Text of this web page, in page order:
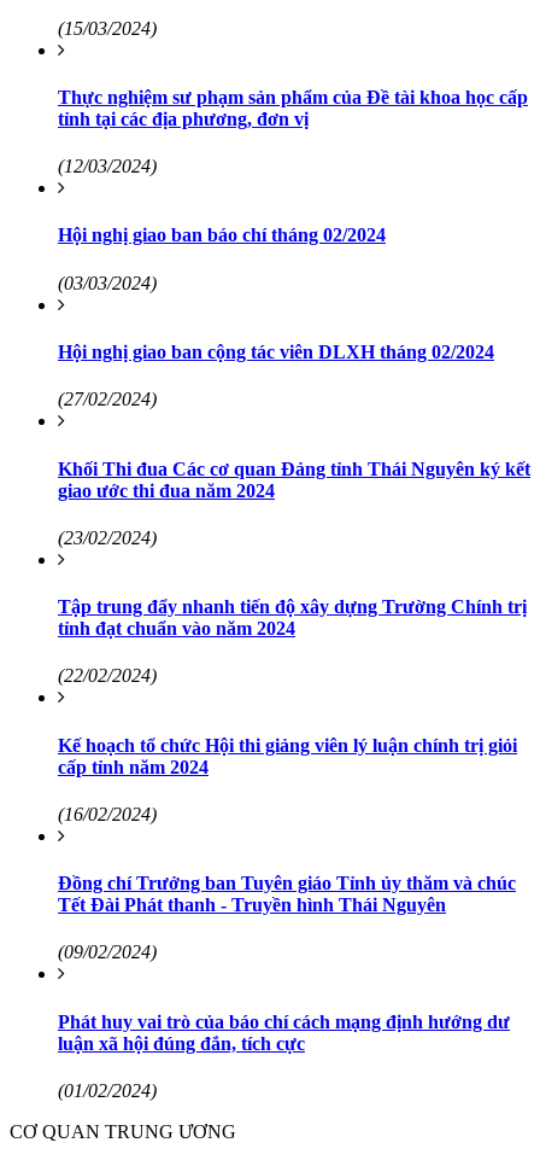
(15/03/2024)
Thực nghiệm sư phạm sản phẩm của Đề tài khoa học cấp
tỉnh tại các địa phương, đơn vị
(12/03/2024)
Hội nghị giao ban báo chí tháng 02/2024
(03/03/2024)
Hội nghị giao ban cộng tác viên DLXH tháng 02/2024
(27/02/2024)
Khối Thi đua Các cơ quan Đảng tỉnh Thái Nguyên ký kết
giao ước thi đua năm 2024
(23/02/2024)
Tập trung đẩy nhanh tiến độ xây dựng Trường Chính trị
tỉnh đạt chuẩn vào năm 2024
(22/02/2024)
Kế hoạch tổ chức Hội thi giảng viên lý luận chính trị giỏi
cấp tỉnh năm 2024
(16/02/2024)
Đồng chí Trưởng ban Tuyên giáo Tỉnh ủy thăm và chúc
Tết Đài Phát thanh - Truyền hình Thái Nguyên
(09/02/2024)
Phát huy vai trò của báo chí cách mạng định hướng dư
luận xã hội đúng đắn, tích cực
(01/02/2024)
CƠ QUAN TRUNG ƯƠNG